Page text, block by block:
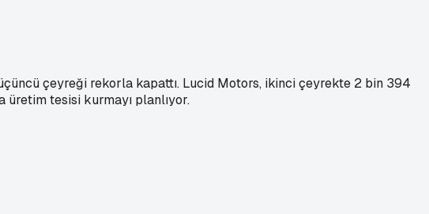
çeyreği rekorla kapattı. Lucid Motors, ikinci çeyrekte 2 bin 394
üretim tesisi kurmayı planlıyor.